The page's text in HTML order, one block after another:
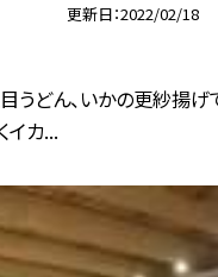
更新日 2022/02/18
うどん、いかの更紗揚げ
イカ...